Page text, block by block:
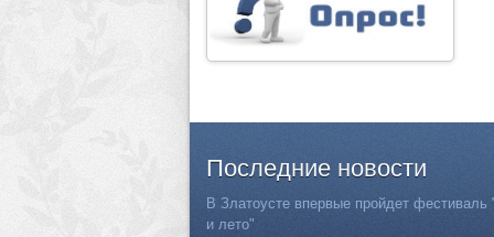
Последние новости
В Златоусте впервые пройдет фестиваль
и лето"